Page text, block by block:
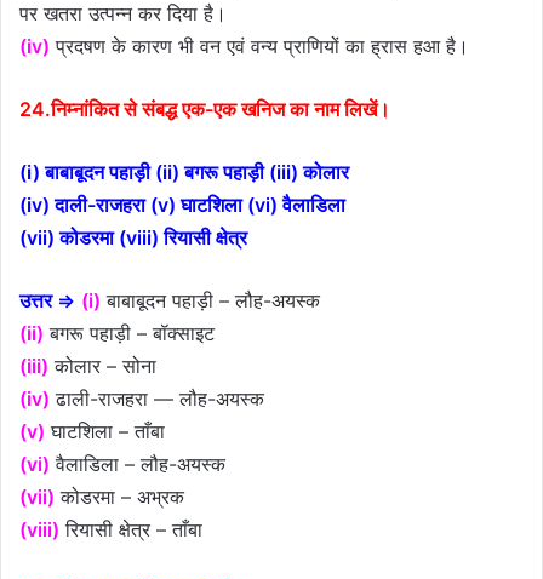
पर खतरा उत्पन्न कर दिया है।
(iv) प्रदषण के कारण भी वन एवं वन्य प्राणियों का ह्रास हआ है।
24.निम्नांकित से संबद्ध एक-एक खनिज का नाम लिखें।
(i) बाबाबूदन पहाड़ी (ii) बगरू पहाड़ी (iii) कोलार
(iv) दाली-राजहरा (v) घाटशिला (vi) वैलाडिला
(vii) कोडरमा (viii) रियासी क्षेत्र
उत्तर ⇒ (i) बाबाबूदन पहाड़ी – लौह-अयस्क
(ii) बगरू पहाड़ी – बॉक्साइट
(iii) कोलार – सोना
(iv) ढाली-राजहरा — लौह-अयस्क
(v) घाटशिला – ताँबा
(vi) वैलाडिला – लौह-अयस्क
(vii) कोडरमा – अभ्रक
(viii) रियासी क्षेत्र – ताँबा